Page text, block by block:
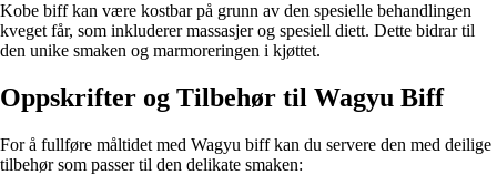
Kobe biff kan være kostbar på grunn av den spesielle behandlingen
kveget får, som inkluderer massasjer og spesiell diett. Dette bidrar til
den unike smaken og marmoreringen i kjøttet.
Oppskrifter og Tilbehør til Wagyu Biff
For å fullføre måltidet med Wagyu biff kan du servere den med deilige
tilbehør som passer til den delikate smaken: